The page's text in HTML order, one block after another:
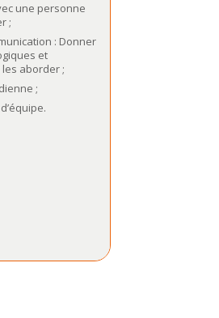
une personne
;
: Donner
et
aborder ;
;